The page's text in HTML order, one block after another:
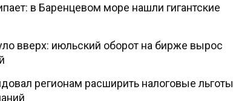
в Баренцевом море нашли гигантские
вверх: июльский оборот на бирже вырос
регионам расширить налоговые льготы